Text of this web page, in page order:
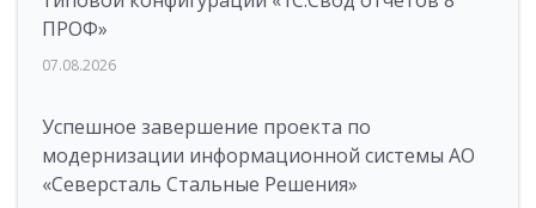
ПРОФ»
07.08.2026
Успешное завершение проекта по
модернизации информационной системы АО
«Северсталь Стальные Решения»